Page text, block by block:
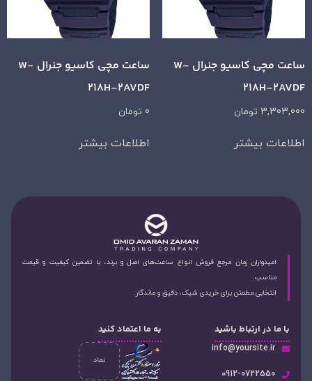
ساعت مچی کاسیو جنرال W-
218H-2AVDF
3,303,000 تومان
اطلاعات بیشتر
ساعت مچی کاسیو جنرال W-
218H-2AVDF
0 تومان
اطلاعات بیشتر
امیدواران زمان مرجع فروش انواع ساعت‌های اصل و برند، با تضمین کیفیت و قیمت
مناسب.
انتخابی مطمئن برای خریدی شیک، دقیق و ماندگار.
با ما در ارتباط باشید
info@yoursite.ir
۰912-0722550
به ما اعتماد کنید